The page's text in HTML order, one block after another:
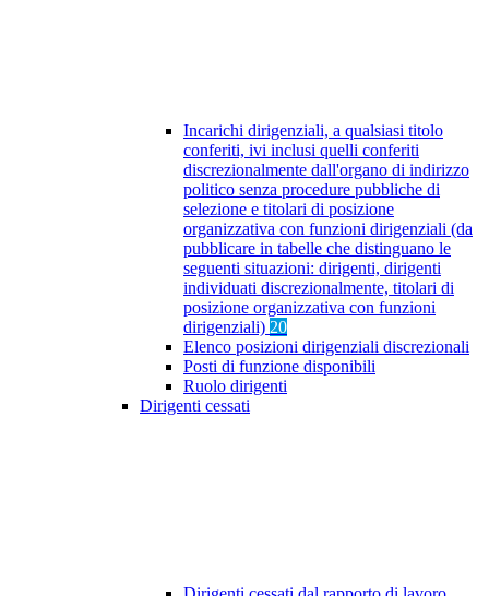
Incarichi dirigenziali, a qualsiasi titolo
conferiti, ivi inclusi quelli conferiti
discrezionalmente dall'organo di indirizzo
politico senza procedure pubbliche di
selezione e titolari di posizione
organizzativa con funzioni dirigenziali (da
pubblicare in tabelle che distinguano le
seguenti situazioni: dirigenti, dirigenti
individuati discrezionalmente, titolari di
posizione organizzativa con funzioni
dirigenziali) 20
Elenco posizioni dirigenziali discrezionali
Posti di funzione disponibili
Ruolo dirigenti
Dirigenti cessati